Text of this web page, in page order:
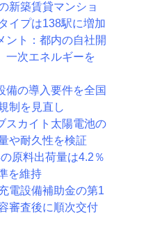
新築賃貸マンショ
イプは138駅に増加
ント：都内の自社開
一次エネルギーを
備の導入要件を全国
制を見直し
スカイト太陽電池の
や耐久性を検証
原料出荷量は4.2％
を維持
電設備補助金の第1
審査後に順次交付